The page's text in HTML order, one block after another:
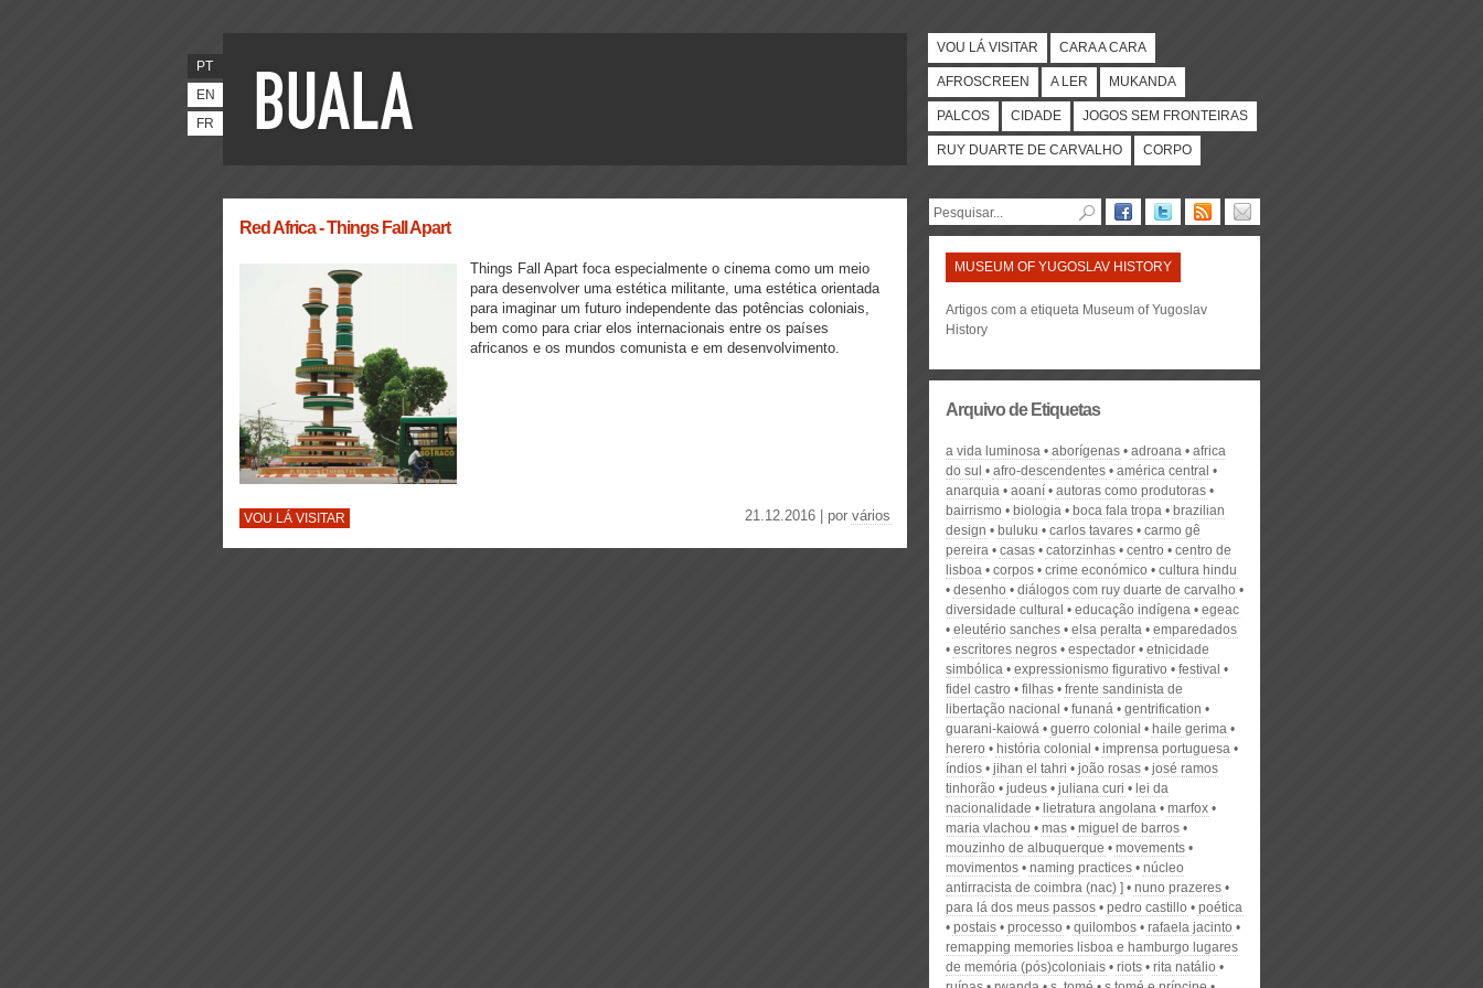
PT
EN
FR
VOU LÁ VISITAR CARA A CARA
AFROSCREEN A LER MUKANDA
PALCOS CIDADE JOGOS SEM FRONTEIRAS
RUY DUARTE DE CARVALHO CORPO
Red Africa - Things Fall Apart
Things Fall Apart foca especialmente o cinema como um meio
para desenvolver uma estética militante, uma estética orientada
para imaginar um futuro independente das potências coloniais,
bem como para criar elos internacionais entre os países
africanos e os mundos comunista e em desenvolvimento.
VOU LÁ VISITAR 21.12.2016 | por vários
MUSEUM OF YUGOSLAV HISTORY
Artigos com a etiqueta Museum of Yugoslav
History
Arquivo de Etiquetas
a vida luminosa aborígenas adroana
africa
do sul
afro-descendentes
américa central
anarquia
aoaní
autoras como produtoras
bairrismo
biologia boca fala tropa
brazilian
design
buluku carlos tavares
carmo gê
pereira
casas catorzinhas centro
centro de
lisboa
corpos crime económico
cultura hindu
desenho
diálogos com ruy duarte de carvalho
diversidade cultural
educação indígena
egeac
eleutério sanches
elsa peralta
emparedados
escritores negros
espectador
etnicidade
simbólica
expressionismo figurativo
festival
fidel castro
filhas
frente sandinista de
libertação nacional
funaná
gentrification
guarani-kaiowá
guerro colonial
haile gerima
herero
história colonial
imprensa portuguesa
índios
jihan el tahri joão rosas
josé ramos
tinhorão
judeus juliana curi
lei da
nacionalidade
lietratura angolana
marfox
maria vlachou
mas
miguel de barros
mouzinho de albuquerque
movements
movimentos
naming practices
núcleo
antirracista de coimbra (nac) ]
nuno prazeres
para lá dos meus passos
pedro castillo
poética
postais
processo quilombos
rafaela jacinto
remapping memories lisboa e hamburgo lugares
de memória (pós)coloniais
riots
rita natálio